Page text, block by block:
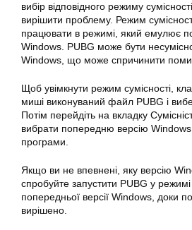
вибір відповідного режиму
вирішити проблему. Режим
працювати в режимі, який емулює
Windows. PUBG може бути
Windows, що може спричинити
Щоб увімкнути режим сумісності,
миші виконуваний файл PUBG і
Потім перейдіть на вкладку
вибрати попередню версію Windows
програми.
Якщо ви не впевнені, яку версію
спробуйте запустити PUBG у режимі
попередньої версії Windows, доки
вирішено.